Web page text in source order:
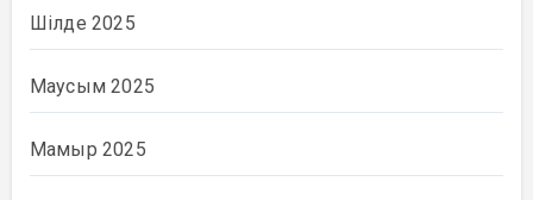
Шілде 2025
Маусым 2025
Мамыр 2025